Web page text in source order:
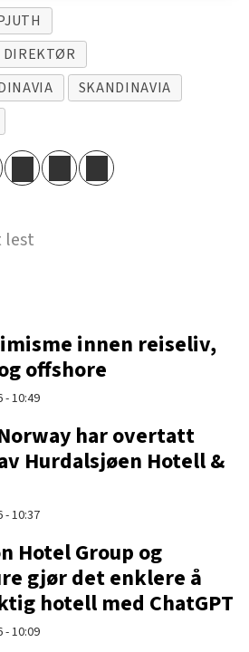
DIREKTØR
SKANDINAVIA
lest
innen reiseliv,
offshore
- 10:49
har overtatt
Hurdalsjøen Hotell &
- 10:37
Hotel Group og
gjør det enklere å
hotell med ChatGPT
- 10:09